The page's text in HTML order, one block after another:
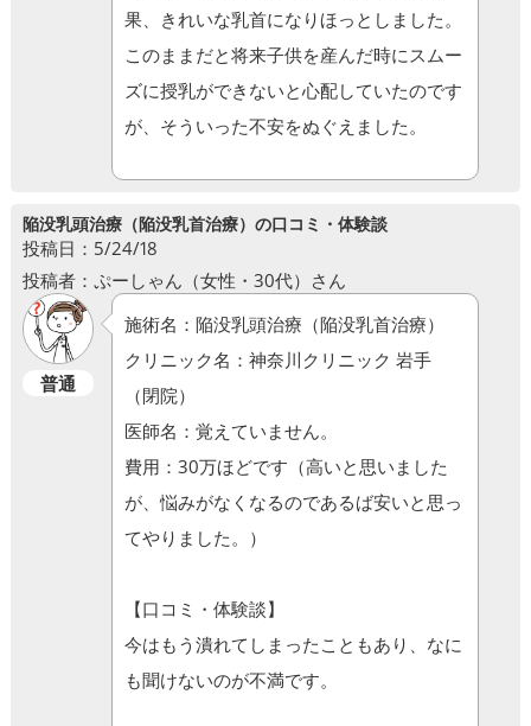
果、きれいな乳首になりほっとしました。
このままだと将来子供を産んだ時にスムー
ズに授乳ができないと心配していたのです
が、そういった不安をぬぐえました。
陥没乳頭治療（陥没乳首治療）の口コミ・体験談
投稿日：5/24/18
投稿者：ぷーしゃん（女性・30代）さん
普通
施術名：陥没乳頭治療（陥没乳首治療）
クリニック名：神奈川クリニック 岩手
（閉院）
医師名：覚えていません。
費用：30万ほどです（高いと思いました
が、悩みがなくなるのであるば安いと思っ
てやりました。）
【口コミ・体験談】
今はもう潰れてしまったこともあり、なに
も聞けないのが不満です。